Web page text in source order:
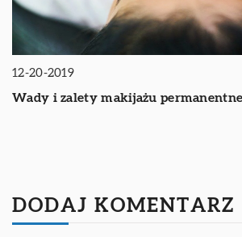
12-20-2019
Wady i zalety makijażu
DODAJ KOMENTARZ